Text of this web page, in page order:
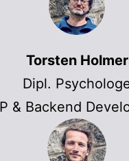
Torsten Holmer
Dipl.
& Backend